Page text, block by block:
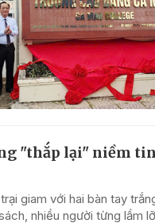
"thắp lại" niềm
giam với hai bàn tay
nhiều người từng lầm